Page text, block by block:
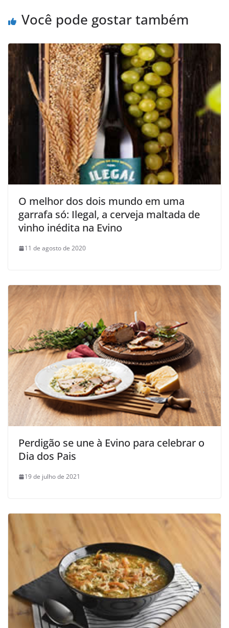
Você pode gostar também
O melhor dos dois mundo em uma
garrafa só: Ilegal, a cerveja maltada de
vinho inédita na Evino
11 de agosto de 2020
Perdigão se une à Evino para celebrar o
Dia dos Pais
19 de julho de 2021